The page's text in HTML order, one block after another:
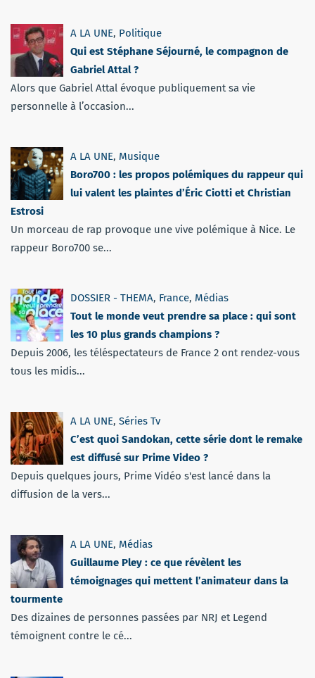
A LA UNE, Politique
Qui est Stéphane Séjourné, le compagnon de
Gabriel Attal ?
Alors que Gabriel Attal évoque publiquement sa vie
personnelle à l’occasion...
A LA UNE, Musique
Boro700 : les propos polémiques du rappeur qui
lui valent les plaintes d’Éric Ciotti et Christian
Estrosi
Un morceau de rap provoque une vive polémique à Nice. Le
rappeur Boro700 se...
DOSSIER - THEMA, France, Médias
Tout le monde veut prendre sa place : qui sont
les 10 plus grands champions ?
Depuis 2006, les téléspectateurs de France 2 ont rendez-vous
tous les midis...
A LA UNE, Séries Tv
C’est quoi Sandokan, cette série dont le remake
est diffusé sur Prime Video ?
Depuis quelques jours, Prime Vidéo s'est lancé dans la
diffusion de la vers...
A LA UNE, Médias
Guillaume Pley : ce que révèlent les
témoignages qui mettent l’animateur dans la
tourmente
Des dizaines de personnes passées par NRJ et Legend
témoignent contre le cé...